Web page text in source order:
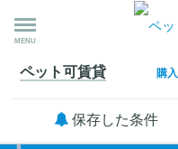
MENU
ペット可賃貸 購入
保存した条件